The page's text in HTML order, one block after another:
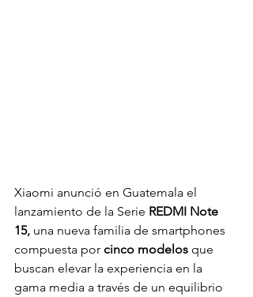
Xiaomi anunció en Guatemala el
lanzamiento de la Serie REDMI Note
15, una nueva familia de smartphones
compuesta por cinco modelos que
buscan elevar la experiencia en la
gama media a través de un equilibrio